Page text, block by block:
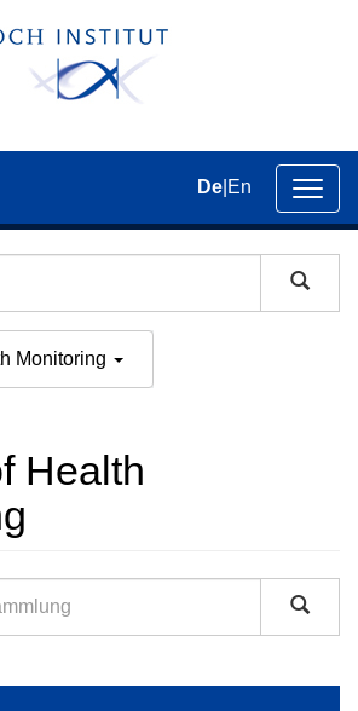
der
De En
Monitoring
Health